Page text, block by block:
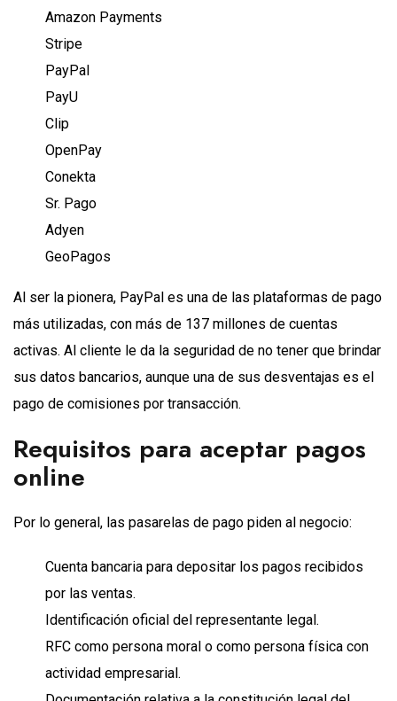
Amazon Payments
Stripe
PayPal
PayU
Clip
OpenPay
Conekta
Sr. Pago
Adyen
GeoPagos
Al ser la pionera, PayPal es una de las plataformas de pago
más utilizadas, con más de 137 millones de cuentas
activas. Al cliente le da la seguridad de no tener que brindar
sus datos bancarios, aunque una de sus desventajas es el
pago de comisiones por transacción.
Requisitos para aceptar pagos
online
Por lo general, las pasarelas de pago piden al negocio:
Cuenta bancaria para depositar los pagos recibidos
por las ventas.
Identificación oficial del representante legal.
RFC como persona moral o como persona física con
actividad empresarial.